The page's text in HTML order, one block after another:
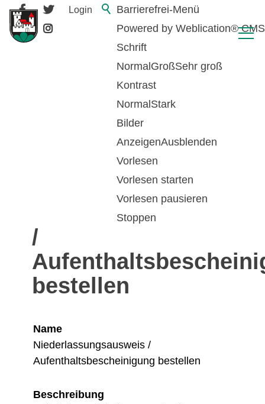
Barrierefrei-Menü
Powered by Weblication® CMS
Schrift
Normal GroßSehr groß
Kontrast
Normal Stark
Bilder
AnzeigenAusblenden
Vorlesen
Vorlesen starten
Vorlesen pausieren
Stoppen
Login
/
bestellen
Name
Niederlassungsausweis /
Aufenthaltsbescheinigung bestellen
Beschreibung